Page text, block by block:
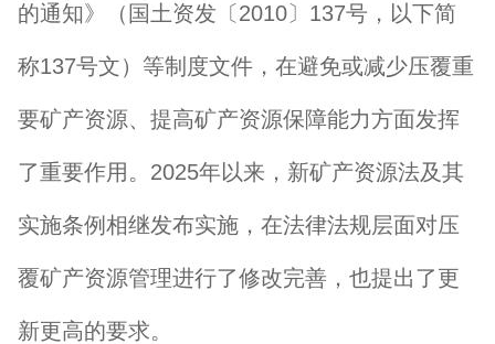
的通知》（国土资发〔2010〕137号，以下简
称137号文）等制度文件，在避免或减少压覆重
要矿产资源、提高矿产资源保障能力方面发挥
了重要作用。2025年以来，新矿产资源法及其
实施条例相继发布实施，在法律法规层面对压
覆矿产资源管理进行了修改完善，也提出了更
新更高的要求。